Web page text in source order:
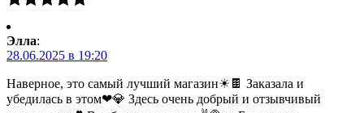
Элла:
28.06.2025 в 19:20
Наверное, это самый лучший магазин☀🍫 Заказала и
убедилась в этом❤💎 Здесь очень добрый и отзывчивый